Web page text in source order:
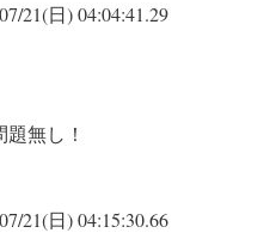
21(日) 04:04:41.29
無し！
21(日) 04:15:30.66